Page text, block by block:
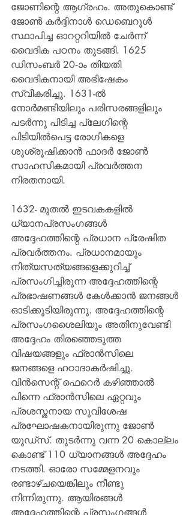
ജോണിന്റെ ആഗ്രഹം. അതുകൊണ്ട്
ജോണ്‍ കര്‍ദ്ദിനാള്‍ ഡെബെറൂള്‍
സ്ഥാപിച്ച ഓററ്ററിയില്‍ ചേര്‍ന്ന്
വൈദിക പഠനം തുടങ്ങി. 1625
ഡിസംബര്‍ 20-ാം തിയതി
വൈദികനായി അഭിഷേകം
സ്വീകരിച്ചു. 1631-ല്‍
നോര്‍മണ്ടിയിലും പരിസരങ്ങളിലും
പടര്‍ന്നു പിടിച്ച പ്ലേഗിന്റെ
പിടിയില്‍പെട്ട രോഗികളെ
ശുശ്രൂഷിക്കാന്‍ ഫാദര്‍ ജോണ്‍
സാഹസികമായി പ്രവര്‍ത്തന
നിരതനായി.
1632- മുതല്‍ ഇടവകകളില്‍
ധ്യാനപ്രസംഗങ്ങള്‍
അദ്ദേഹത്തിന്റെ പ്രധാന പ്രേഷിത
പ്രവര്‍ത്തനം. പ്രധാനമായും
നിത്യസത്യങ്ങളെക്കുറിച്ച്
പ്രസംഗിച്ചിരുന്ന അദ്ദേഹത്തിന്റെ
പ്രഭാഷണങ്ങള്‍ കേള്‍ക്കാന്‍ ജനങ്ങള്‍
ഓടിക്കൂടിയിരുന്നു. അദ്ദേഹത്തിന്റെ
പ്രസംഗശൈലിയും അതിനുവേണ്ടി
അദ്ദേഹം തിരഞ്ഞെടുത്ത
വിഷയങ്ങളും ഫ്രാന്‍സിലെ
ജനങ്ങളെ ഹഠാദാകര്‍ഷിച്ചു.
വിന്‍സെന്റ് ഫെറെര്‍ കഴിഞ്ഞാല്‍
പിന്നെ ഫ്രാന്‍സിലെ ഏറ്റവും
പ്രശസ്തനായ സുവിശേഷ
പ്രഘോഷകനായിരുന്നു ജോണ്‍
യൂഡ്‌സ്. തുടര്‍ന്നു വന്ന 20 കൊല്ലം
കൊണ്ട് 110 ധ്യാനങ്ങള്‍ അദ്ദേഹം
നടത്തി. ഓരോ സമ്മേളനവും
രണ്ടാഴ്ചയെങ്കിലും നീണ്ടു
നിന്നിരുന്നു. ആയിരങ്ങള്‍